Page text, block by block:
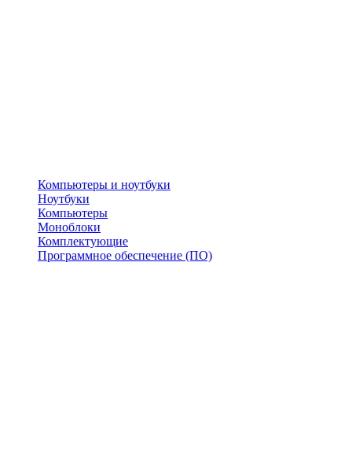
Компьютеры и ноутбуки
Ноутбуки
Компьютеры
Моноблоки
Комплектующие
Программное обеспечение (ПО)